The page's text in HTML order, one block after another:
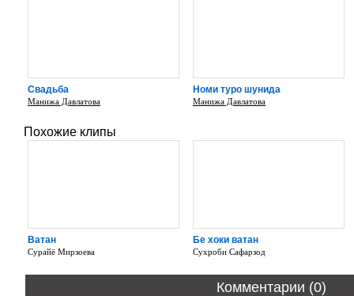
Свадьба
Манижа Давлатова
Номи туро шунида
Манижа Давлатова
Похожие клипы
Ватан
Сурайё Мирзоева
Бе хоки ватан
Сухроби Сафарзод
Комментарии (0)